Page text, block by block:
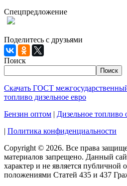
Спецпредложение
Поделитесь с друзьями
Поиск
Поиск
Скачать ГОСТ
топливо дизельное евро
Бензин оптом | Дизельное топливо
| Политика конфиденциальности
Copyright © 2026. Все права
материалов запрещено. Данный
характер и не является публичной
положениями Статей 435 и 437